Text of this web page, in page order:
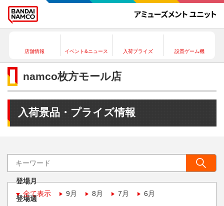
店舗情報 イベント&ニュース 入荷プライズ 設置ゲーム機
namco枚方モール店
入荷景品・プライズ情報
登場月
全て表示
9月 8月 7月 6月
登場週